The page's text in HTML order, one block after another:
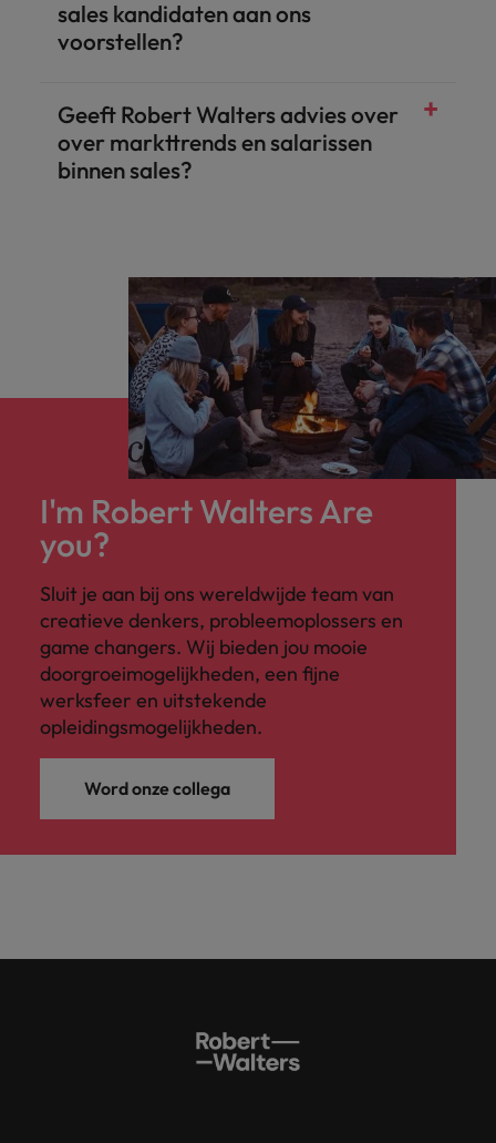
sales kandidaten aan ons
voorstellen?
Geeft Robert Walters advies over
over markttrends en salarissen
binnen sales?
I'm Robert Walters Are
you?
Sluit je aan bij ons wereldwijde team van
creatieve denkers, probleemoplossers en
game changers. Wij bieden jou mooie
doorgroeimogelijkheden, een fijne
werksfeer en uitstekende
opleidingsmogelijkheden.
Word onze collega